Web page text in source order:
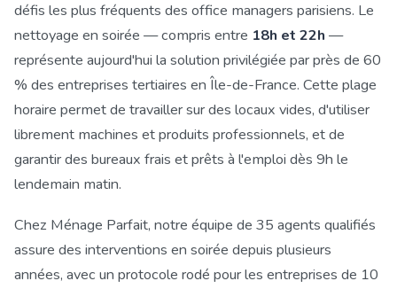
défis les plus fréquents des office managers parisiens. Le
nettoyage en soirée — compris entre 18h et 22h —
représente aujourd'hui la solution privilégiée par près de 60
% des entreprises tertiaires en Île-de-France. Cette plage
horaire permet de travailler sur des locaux vides, d'utiliser
librement machines et produits professionnels, et de
garantir des bureaux frais et prêts à l'emploi dès 9h le
lendemain matin.
Chez Ménage Parfait, notre équipe de 35 agents qualifiés
assure des interventions en soirée depuis plusieurs
années, avec un protocole rodé pour les entreprises de 10